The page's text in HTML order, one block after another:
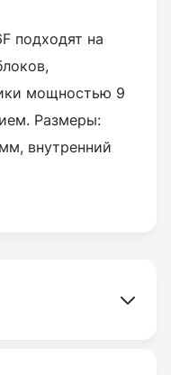
подходят на
мощностью 9
Размеры:
внутренний